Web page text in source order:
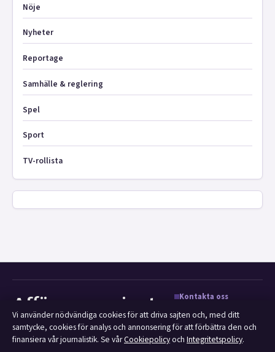
Nöje
Nyheter
Reportage
Samhälle & reglering
Spel
Sport
TV-rollista
Affärsmagasinet
Film, tv, kultur och nöjesnyheter med
tydliga bylines och redaktionell
Kontakta oss
Allmänt:
info@affarsmagasinet.se
Vi använder nödvändiga cookies för att driva sajten och, med ditt
samtycke, cookies för analys och annonsering för att förbättra den och
finansiera vår journalistik. Se vårCookiepolicyoch Integritetspolicy.